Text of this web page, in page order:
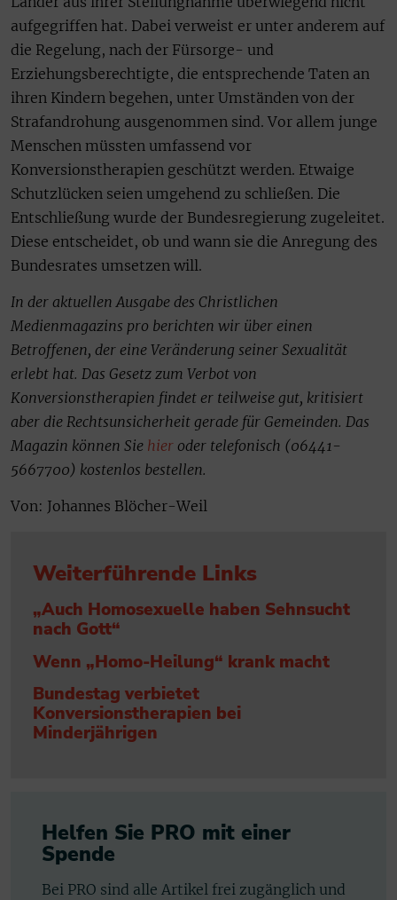
aufgegriffen hat. Dabei verweist er unter anderem auf
die Regelung, nach der Fürsorge- und
Erziehungsberechtigte, die entsprechende Taten an
ihren Kindern begehen, unter Umständen von der
Strafandrohung ausgenommen sind. Vor allem junge
Menschen müssten umfassend vor
Konversionstherapien geschützt werden. Etwaige
Schutzlücken seien umgehend zu schließen. Die
Entschließung wurde der Bundesregierung zugeleitet.
Diese entscheidet, ob und wann sie die Anregung des
Bundesrates umsetzen will.
In der aktuellen Ausgabe des Christlichen
Medienmagazins pro berichten wir über einen
Betroffenen, der eine Veränderung seiner Sexualität
erlebt hat. Das Gesetz zum Verbot von
Konversionstherapien findet er teilweise gut, kritisiert
aber die Rechtsunsicherheit gerade für Gemeinden. Das
Magazin können Sie hier oder telefonisch (06441-
5667700) kostenlos bestellen.
Von: Johannes Blöcher-Weil
Weiterführende Links
„Auch Homosexuelle haben Sehnsucht
nach Gott“
Wenn „Homo-Heilung“ krank macht
Bundestag verbietet
Konversionstherapien bei
Minderjährigen
Helfen Sie PRO mit einer
Spende
Bei PRO sind alle Artikel frei zugänglich und